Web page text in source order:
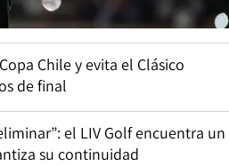
Chile y evita el Clásico
de final
el LIV Golf encuentra un
su continuidad